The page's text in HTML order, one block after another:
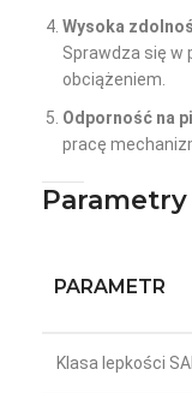
Wysoka
Sprawdza się w
obciążeniem.
Odporność na
pracę
PARAMETR
Klasa lepkości